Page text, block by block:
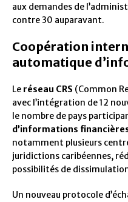
aux demandes de
contre 30 auparavant.
Coopération
automatique
Le réseau CRS (Common
avec l’intégration de 12
le nombre de pays
d’informations
notamment plusieurs
juridictions caribéennes,
possibilités de
Un nouveau protocole